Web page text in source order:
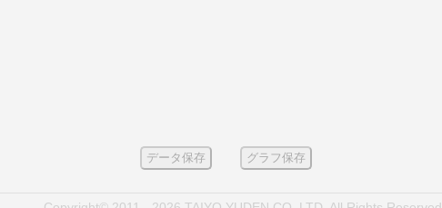
データ保存 グラフ保存